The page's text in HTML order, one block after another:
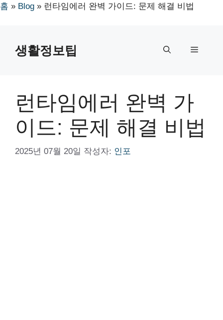
홈 » Blog » 런타임에러 완벽 가이드: 문제 해결 비법
생활정보팁 메
런타임에러 완벽 가
이드: 문제 해결 비법
2025년 07월 20일 작성자: 인포